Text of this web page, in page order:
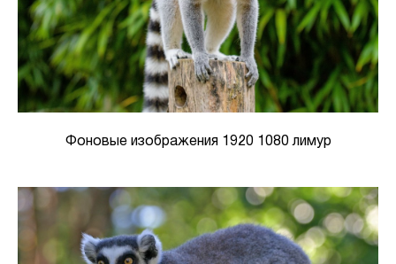
Фоновые изображения 1920 1080 лимур